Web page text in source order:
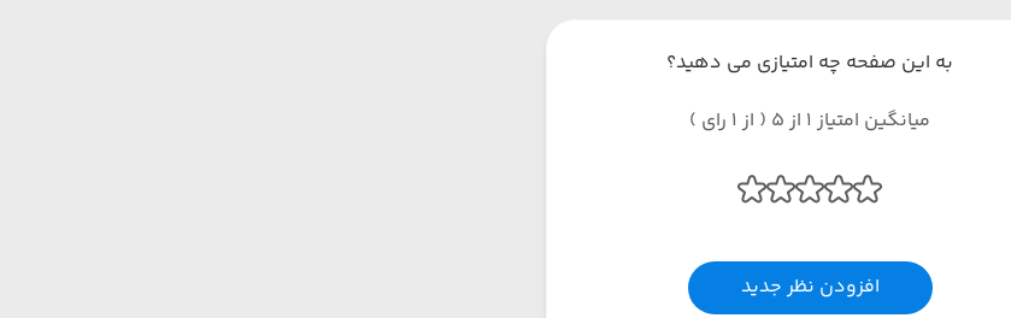
به این صفحه چه امتیازی می دهید؟
میانگین امتیاز 1 از 5 ( از 1 رای )
افزودن نظر جدید